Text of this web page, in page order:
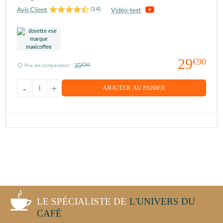
(14)
29€90
Prix de comparaison : 35€50
+
- AJOUTER AU PANIER
LE SPÉCIALISTE DE L'UNIVERS DU
CAFÉ